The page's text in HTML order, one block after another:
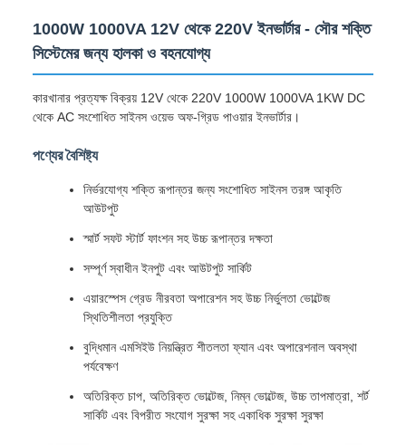
1000W 1000VA 12V থেকে 220V ইনভার্টার - সৌর শক্তি
সিস্টেমের জন্য হালকা ও বহনযোগ্য
কারখানার প্রত্যক্ষ বিক্রয় 12V থেকে 220V 1000W 1000VA 1KW DC
থেকে AC সংশোধিত সাইনস ওয়েভ অফ-গ্রিড পাওয়ার ইনভার্টার।
পণ্যের বৈশিষ্ট্য
নির্ভরযোগ্য শক্তি রূপান্তর জন্য সংশোধিত সাইনস তরঙ্গ আকৃতি
আউটপুট
স্মার্ট সফট স্টার্ট ফাংশন সহ উচ্চ রূপান্তর দক্ষতা
সম্পূর্ণ স্বাধীন ইনপুট এবং আউটপুট সার্কিট
এয়ারস্পেস গ্রেড নীরবতা অপারেশন সহ উচ্চ নির্ভুলতা ভোল্টেজ
স্থিতিশীলতা প্রযুক্তি
বুদ্ধিমান এমসিইউ নিয়ন্ত্রিত শীতলতা ফ্যান এবং অপারেশনাল অবস্থা
পর্যবেক্ষণ
অতিরিক্ত চাপ, অতিরিক্ত ভোল্টেজ, নিম্ন ভোল্টেজ, উচ্চ তাপমাত্রা, শর্ট
সার্কিট এবং বিপরীত সংযোগ সুরক্ষা সহ একাধিক সুরক্ষা সুরক্ষা